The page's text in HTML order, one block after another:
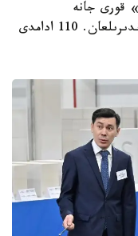
قورى جانە
ونەركاسىپتى دامىتۋ قورى ارقىلى قارجىلاندىرىلعان. 110 ادامدى